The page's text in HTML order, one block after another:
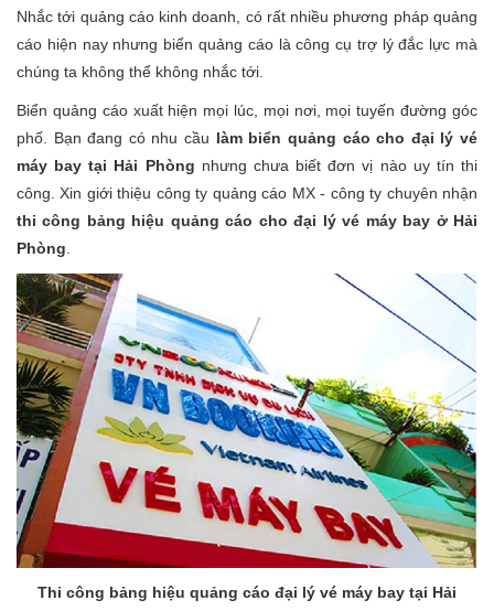
Nhắc tới quảng cáo kinh doanh, có rất nhiều phương pháp quảng
cáo hiện nay nhưng biển quảng cáo là công cụ trợ lý đắc lực mà
chúng ta không thể không nhắc tới.
Biển quảng cáo xuất hiện mọi lúc, mọi nơi, mọi tuyến đường góc
phố. Bạn đang có nhu cầu làm biển quảng cáo cho đại lý vé
máy bay tại Hải Phòng nhưng chưa biết đơn vị nào uy tín thi
công. Xin giới thiệu công ty quảng cáo MX - công ty chuyên nhận
thi công bảng hiệu quảng cáo cho đại lý vé máy bay ở Hải
Phòng
Thi công bảng hiệu quảng cáo đại lý vé máy bay tại Hải